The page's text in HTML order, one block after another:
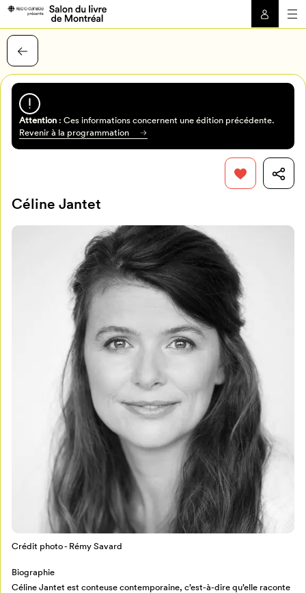
Mon Salon
Programmation
Attention: Ces informations concernent une édition précédente.
Revenir à la programmation
Céline Jantet
Crédit photo - Rémy Savard
Biographie
Céline Jantet est conteuse contemporaine, c’est-à-dire qu’elle raconte
Pour enregistrer vos favoris,
connectez-vous ou créez votre profil
Mon Salon